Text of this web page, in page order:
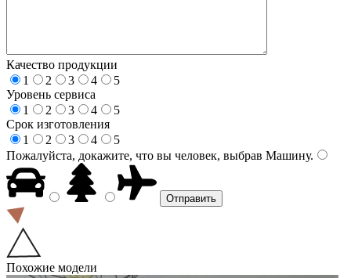
Качество продукции
1
2 3 4
5
Уровень сервиса
1
2 3 4
5
Срок изготовления
1
2 3 4
5
Пожалуйста, докажите, что вы человек, выбрав Машину.
Похожие модели